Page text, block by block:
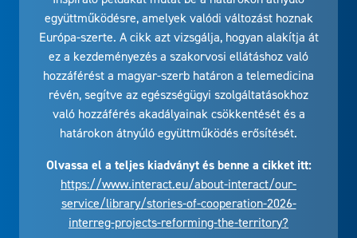
együttműködésre, amelyek valódi változást hoznak
Európa-szerte. A cikk azt vizsgálja, hogyan alakítja át
ez a kezdeményezés a szakorvosi ellátáshoz való
hozzáférést a magyar-szerb határon a telemedicina
révén, segítve az egészségügyi szolgáltatásokhoz
való hozzáférés akadályainak csökkentését és a
határokon átnyúló együttműködés erősítését.
Olvassa el a teljes kiadványt és benne a cikket itt:
https://www.interact.eu/about-interact/our-
service/library/stories-of-cooperation-2026-
interreg-projects-reforming-the-territory?